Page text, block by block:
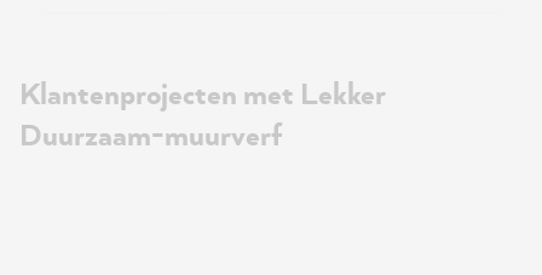
Klantenprojecten met Lekker
Duurzaam-muurverf